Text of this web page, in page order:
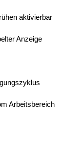
aktivierbar
Anzeige
Arbeitsbereich